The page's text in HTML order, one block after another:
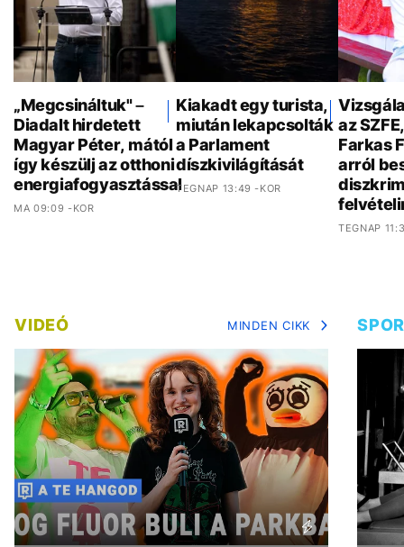
„Megcsináltuk" –
Diadalt hirdetett
Magyar Péter, mától
így készülj az otthoni
energiafogyasztással
MA 09:09 -KOR
Kiakadt egy turista,
miután lekapcsolták
a Parlament
díszkivilágítását
TEGNAP 13:49 -KOR
az
Farkas
arról
TEGNAP
VIDEÓ MINDEN CIKK